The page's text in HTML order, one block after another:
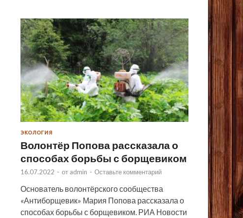
ЭКОЛОГИЯ
Волонтёр Попова рассказала о
способах борьбы с борщевиком
16.07.2022 - от admin - Оставьте комментарий
Основатель волонтёрского сообщества
«Антиборщевик» Мария Попова рассказала о
способах борьбы с борщевиком. РИА Новости